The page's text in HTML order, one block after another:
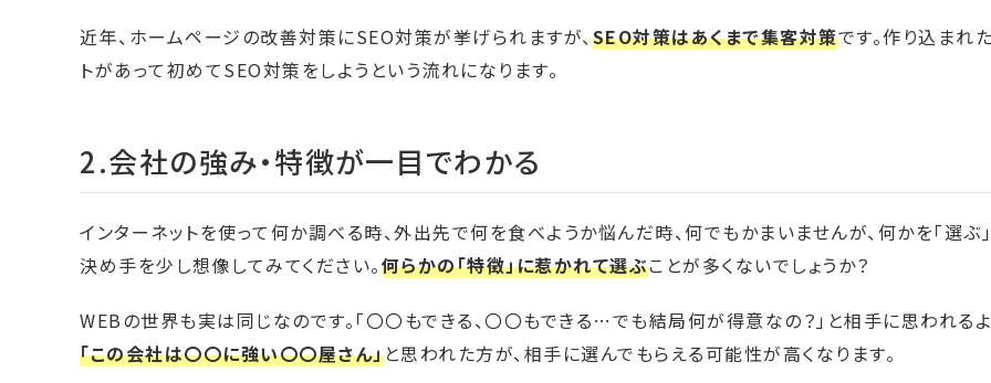
近年、ホームページの改善対策にSEO対策が挙げられますが、SEO対策はあくまで集客対策です。作り込まれ
トがあって初めてSEO対策をしようという流れになります。
2.会社の強み・特徴が一目でわかる
インターネットを使って何か調べる時、外出先で何を食べようか悩んだ時、何でもかまいませんが、何かを「選ぶ
決め手を少し想像してみてください。何らかの「特徴」に惹かれて選ぶことが多くないでしょうか？
WEBの世界も実は同じなのです。「〇〇もできる、〇〇もできる…でも結局何が得意なの？」と相手に思われる
「この会社は〇〇に強い〇〇屋さん」と思われた方が、相手に選んでもらえる可能性が高くなります。